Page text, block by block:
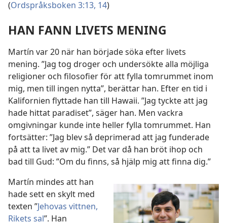
(Ordspråksboken 3:13, 14)
HAN FANN LIVETS MENING
Martín var 20 när han började söka efter livets
mening. ”Jag tog droger och undersökte alla möjliga
religioner och filosofier för att fylla tomrummet inom
mig, men till ingen nytta”, berättar han. Efter en tid i
Kalifornien flyttade han till Hawaii. ”Jag tyckte att jag
hade hittat paradiset”, säger han. Men vackra
omgivningar kunde inte heller fylla tomrummet. Han
fortsätter: ”Jag blev så deprimerad att jag funderade
på att ta livet av mig.” Det var då han bröt ihop och
bad till Gud: ”Om du finns, så hjälp mig att finna dig.”
Martín mindes att han
hade sett en skylt med
texten ”Jehovas vittnen,
Rikets sal”. Han